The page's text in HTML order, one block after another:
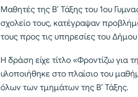
Μαθητές της Β’ Τάξης του 1ου
σχολείο τους, κατέγραψαν
τους προς τις υπηρεσίες του Δήμου
Η δράση είχε τίτλο «Φροντίζω για
υλοποιήθηκε στο πλαίσιο του
όλων των τμημάτων της Β’ Τάξης.